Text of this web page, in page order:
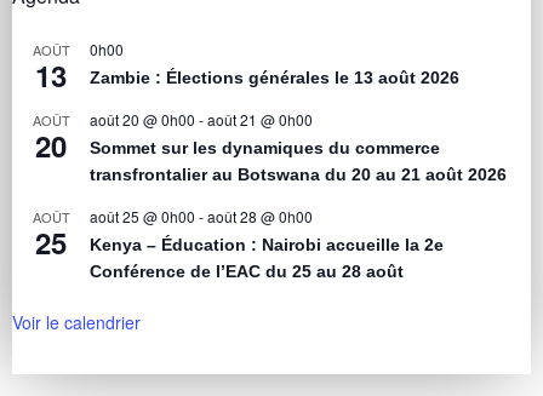
AOÛT
13
0h00
Zambie : Élections générales le 13 août 2026
AOÛT
20
août 20 @ 0h00 -août 21 @ 0h00
Sommet sur les dynamiques du commerce
transfrontalier au Botswana du 20 au 21 août 2026
AOÛT
25
août 25 @ 0h00 -août 28 @ 0h00
Kenya – Éducation : Nairobi accueille la 2e
Conférence de l’EAC du 25 au 28 août
Voir le calendrier